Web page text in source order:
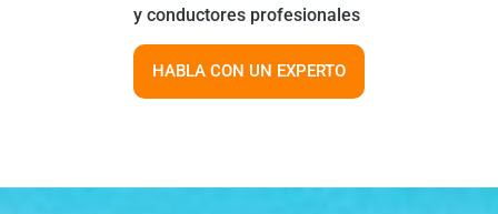
y conductores profesionales
HABLA CON UN EXPERTO